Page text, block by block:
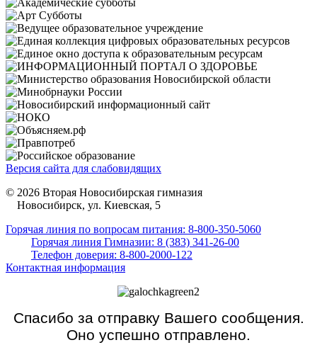
Версия сайта для слабовидящих
© 2026 Вторая Новосибирская гимназия
Новосибирск, ул. Киевская, 5
Горячая линия по вопросам питания: 8-800-350-5060
Горячая линия Гимназии: 8 (383) 341-26-00
Телефон доверия: 8-800-2000-122
Контактная информация
Спасибо за отправку Вашего сообщения.
Оно успешно отправлено.